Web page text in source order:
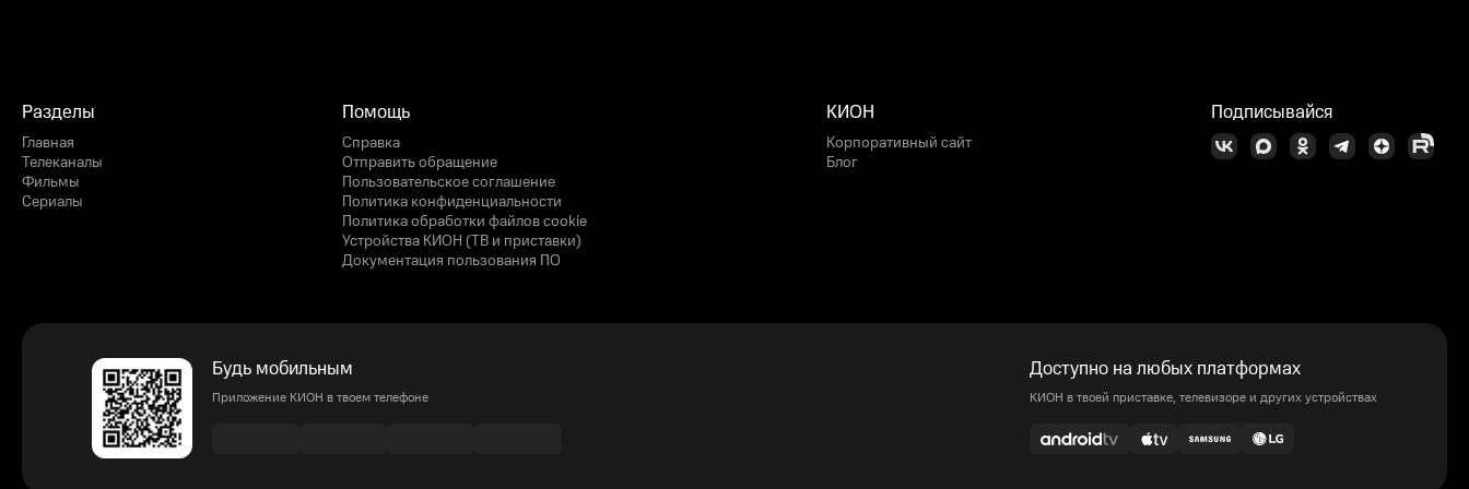
Разделы
Главная
Телеканалы
Фильмы
Сериалы
Помощь
Справка
Отправить обращение
Пользовательское соглашение
Политика конфиденциальности
Политика обработки файлов cookie
Устройства КИОН (ТВ и приставки)
Документация пользования ПО
КИОН
Корпоративный сайт
Блог
Подписывайся
Будь мобильным
Приложение КИОН в твоем телефоне
Доступно на любых платформах
КИОН в твоей приставке, телевизоре и других устройствах